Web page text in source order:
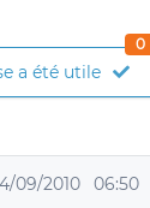
a été utile
0
09/2010 06:50